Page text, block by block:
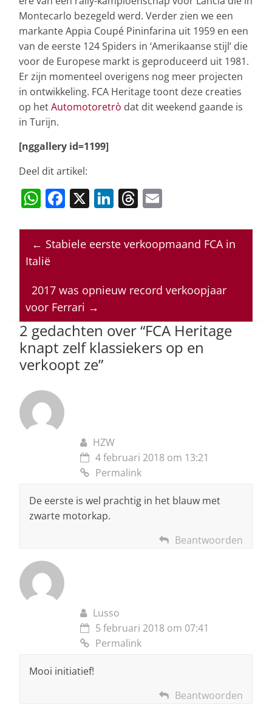
Montecarlo bezegeld werd. Verder zien we een
markante Appia Coupé Pininfarina uit 1959 en een
van de eerste 124 Spiders in ‘Amerikaanse stijl’ die
voor de Europese markt is geproduceerd uit 1981.
Er zijn momenteel overigens nog meer projecten
in ontwikkeling. FCA Heritage toont deze creaties
op hetAutomotoretrò dat dit weekend gaande is
in Turijn.
[nggallery id=1199]
Deel dit artikel:
W
at
s
p
p
F
c
e
o
o
k
X Li
k
e
n
T
re
a
s
ai
l
← Stabiele eerste verkoopmaand FCA in
Italië
2017 was opnieuw record verkoopjaar
voor Ferrari →
2 gedachten over “FCA Heritage
knapt zelf klassiekers op en
verkoopt ze”
HZW
4 februari 2018 om 13:21
Permalink
De eerste is wel prachtig in het blauw met
zwarte motorkap.
Beantwoorden
Lusso
5 februari 2018 om 07:41
Permalink
Mooi initiatief!
Beantwoorden